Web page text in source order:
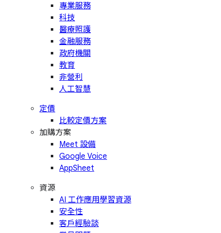
專業服務
科技
醫療照護
金融服務
政府機關
教育
非營利
人工智慧
定價
比較定價方案
加購方案
Meet 設備
Google Voice
AppSheet
資源
AI 工作應用學習資源
安全性
客戶經驗談